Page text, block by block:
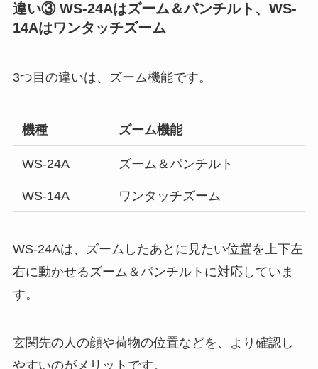
違い③ WS-24Aはズーム＆パンチルト、WS-
14Aはワンタッチズーム
3つ目の違いは、ズーム機能です。
機種 ズーム機能
WS-24A ズーム＆パンチルト
WS-14A ワンタッチズーム
WS-24Aは、ズームしたあとに見たい位置を上下左
右に動かせるズーム＆パンチルトに対応していま
す。
玄関先の人の顔や荷物の位置などを、より確認し
やすいのがメリットです。